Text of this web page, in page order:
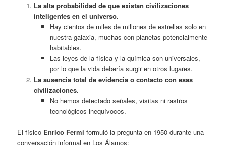
La alta probabilidad de que existan civilizaciones
inteligentes en el universo.
Hay cientos de miles de millones de estrellas solo en
nuestra galaxia, muchas con planetas potencialmente
habitables.
Las leyes de la física y la química son universales,
por lo que la vida debería surgir en otros lugares.
La ausencia total de evidencia o contacto con esas
civilizaciones.
No hemos detectado señales, visitas ni rastros
tecnológicos inequívocos.
El físico Enrico Fermi formuló la pregunta en 1950 durante una
conversación informal en Los Álamos: